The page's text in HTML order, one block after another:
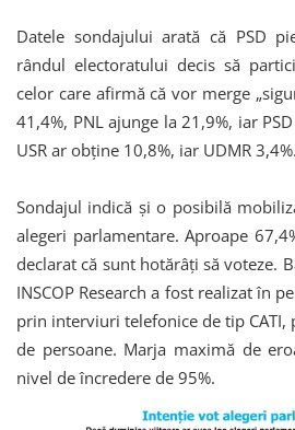
Datele sondajului arată că PSD
rândul electoratului decis să
celor care afirmă că vor merge
41,4%, PNL ajunge la 21,9%, iar
USR ar obține 10,8%, iar UDMR 3,4%.
Sondajul indică și o posibilă
alegeri parlamentare. Aproape
declarat că sunt hotărâți să voteze.
INSCOP Research a fost realizat în
prin interviuri telefonice de tip CATI,
de persoane. Marja maximă de
nivel de încredere de 95%.